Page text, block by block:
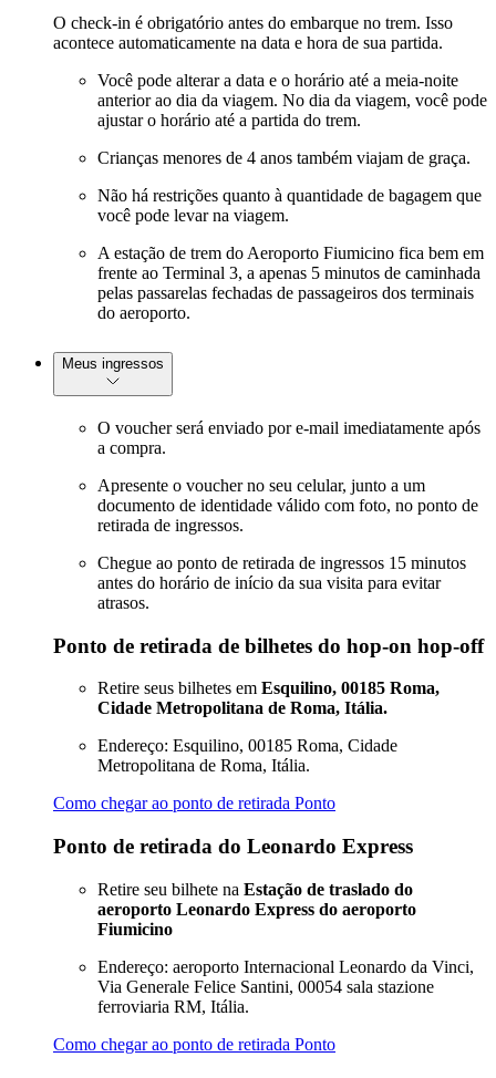
O check-in é obrigatório antes do embarque no trem. Isso
acontece automaticamente na data e hora de sua partida.
Você pode alterar a data e o horário até a meia-noite
anterior ao dia da viagem. No dia da viagem, você pode
ajustar o horário até a partida do trem.
Crianças menores de 4 anos também viajam de graça.
Não há restrições quanto à quantidade de bagagem que
você pode levar na viagem.
A estação de trem do Aeroporto Fiumicino fica bem em
frente ao Terminal 3, a apenas 5 minutos de caminhada
pelas passarelas fechadas de passageiros dos terminais
do aeroporto.
Meus ingressos
O voucher será enviado por e-mail imediatamente após
a compra.
Apresente o voucher no seu celular, junto a um
documento de identidade válido com foto, no ponto de
retirada de ingressos.
Chegue ao ponto de retirada de ingressos 15 minutos
antes do horário de início da sua visita para evitar
atrasos.
Ponto de retirada de bilhetes do hop-on hop-off
Retire seus bilhetes em Esquilino, 00185 Roma,
Cidade Metropolitana de Roma, Itália.
Endereço: Esquilino, 00185 Roma, Cidade
Metropolitana de Roma, Itália.
Como chegar ao ponto de retirada Ponto
Ponto de retirada do Leonardo Express
Retire seu bilhete na Estação de traslado do
aeroporto Leonardo Express do aeroporto
Fiumicino
Endereço: aeroporto Internacional Leonardo da Vinci,
Via Generale Felice Santini, 00054 sala stazione
ferroviaria RM, Itália.
Como chegar ao ponto de retirada Ponto